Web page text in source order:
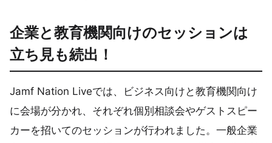
企業と教育機関向けのセッションは
立ち見も続出！
Jamf Nation Liveでは、ビジネス向けと教育機関向け
に会場が分かれ、それぞれ個別相談会やゲストスピー
カーを招いてのセッションが行われました。一般企業